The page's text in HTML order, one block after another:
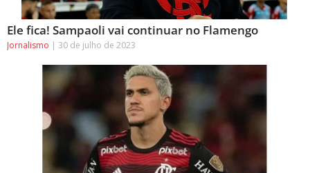
Ele fica! Sampaoli vai continuar no Flamengo
Jornalismo 30 de julho de 2023